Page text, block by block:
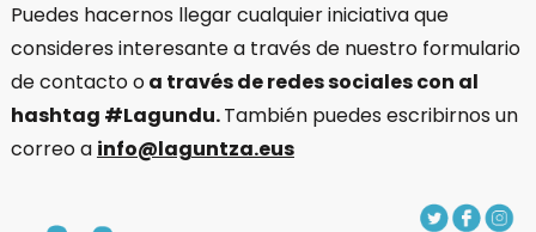
Puedes hacernos llegar cualquier iniciativa que
consideres interesante a través de nuestro formulario
de contacto oa través de redes sociales con al
hashtag #Lagundu.También puedes escribirnos un
correo a info@laguntza.eus